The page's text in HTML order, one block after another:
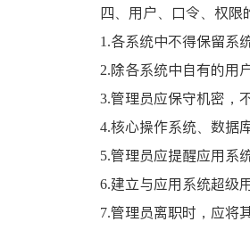
四、用户、口令、权限
1.各系统中不得保留系
2.除各系统中自有的用
3.管理员应保守机密，
4.核心操作系统、数据
5.管理员应提醒应用系
6.建立与应用系统超级
7.管理员离职时，应将